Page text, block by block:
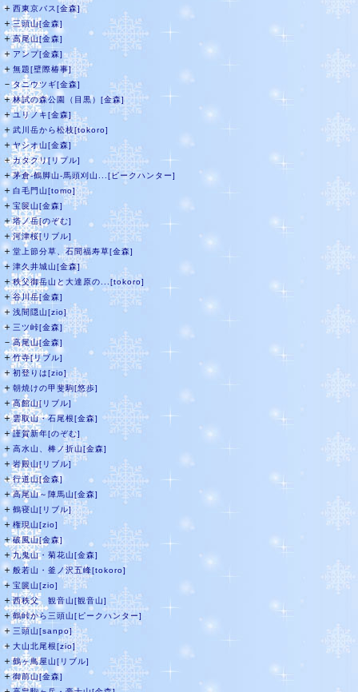
＋ 西東京バス[金森]
＋三頭山[金森]
＋高尾山[金森]
＋ アンプ[金森]
＋ 無題[壁際椿事]
－タニウツギ[金森]
＋林試の森公園（目黒）[金森]
＋ユリノキ[金森]
＋ 武川岳から松枝[tokoro]
＋ヤシオ山[金森]
＋カタクリ[リプル]
＋茅倉-鶴脚山-馬頭刈山...[ピークハンター]
＋ 白毛門山[tomo]
＋ 宝篋山[金森]
＋塔ノ岳[のぞむ]
＋河津桜[リブル]
＋ 堂上節分草、石間福寿草[金森]
＋ 津久井城山[金森]
＋秩父御岳山と大達原の...[tokoro]
＋谷川岳[金森]
＋ 浅間隠山[zio]
＋ 三ツ峠[金森]
－高尾山[金森]
＋竹寺[リブル]
＋ 初登りは[zio]
＋ 朝焼けの甲斐駒[悠歩]
＋高館山[リブル]
＋雲取山・石尾根[金森]
＋謹賀新年[のぞむ]
＋ 高水山、棒ノ折山[金森]
＋岩殿山[リブル]
＋行道山[金森]
＋高尾山～陣馬山[金森]
＋ 鶴寝山[リブル]
＋ 権現山[zio]
＋破風山[金森]
＋九鬼山・菊花山[金森]
＋ 般若山・釜ノ沢五峰[tokoro]
＋ 宝篋山[zio]
＋西秩父 観音山[観音山]
＋鶴峠から三頭山[ピークハンター]
＋ 三頭山[sanpo]
＋ 大山北尾根[zio]
＋鶴ヶ鳥屋山[リブル]
＋御前山[金森]